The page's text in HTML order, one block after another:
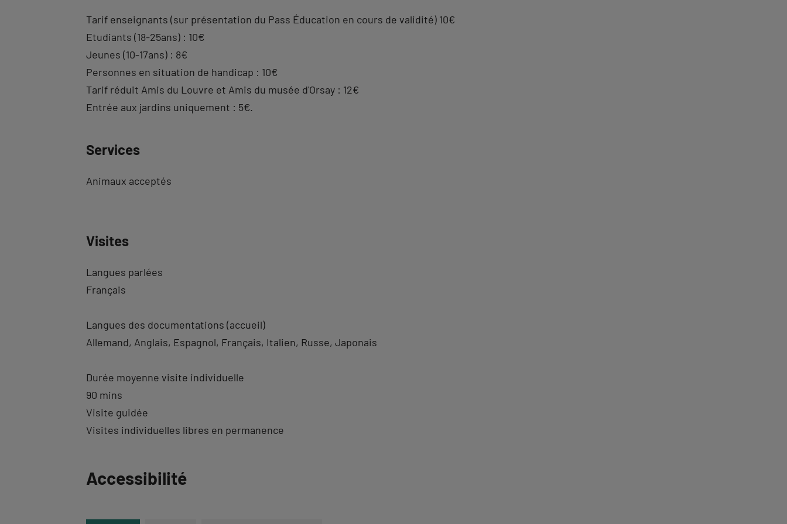
Tarif enseignants (sur présentation du Pass Éducation en cours de validité) 10€
Etudiants (18-25ans) : 10€
Jeunes (10-17ans) : 8€
Personnes en situation de handicap : 10€
Tarif réduit Amis du Louvre et Amis du musée d'Orsay : 12€
Entrée aux jardins uniquement : 5€.
Services
Animaux acceptés
Visites
Langues parlées
Français
Langues des documentations (accueil)
Allemand Anglais Espagnol Français Italien Russe Japonais
Durée moyenne visite individuelle
90 mins
Visite guidée
Visites individuelles libres en permanence
à
informations
Accessibilité